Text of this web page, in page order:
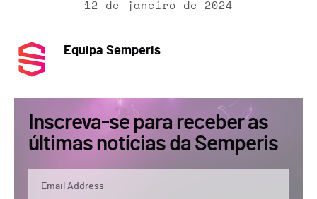
12 de janeiro de 2024
Equipa Semperis
Inscreva-se para receber as
últimas notícias da Semperis